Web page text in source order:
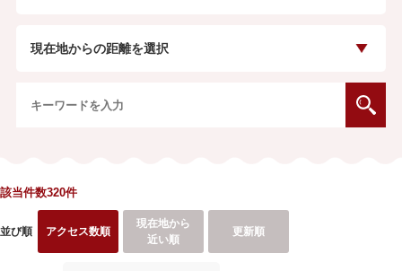
現在地からの距離を選択
該当件数320件
並び順 アクセス数順
現在地から
近い順
更新順